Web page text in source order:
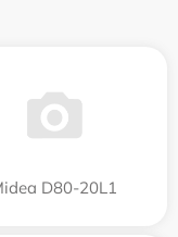
D80-20L1